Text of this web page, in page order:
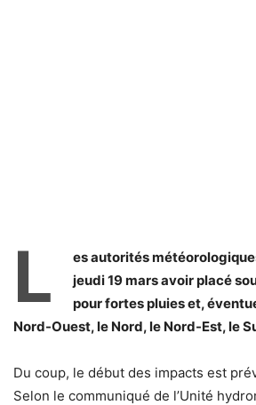
L
es autorités
jeudi 19 mars avoir placé
pour fortes pluies et,
Nord-Ouest, le Nord, le Nord-Est, le
Du coup, le début des impacts est
Selon le communiqué de l’Unité